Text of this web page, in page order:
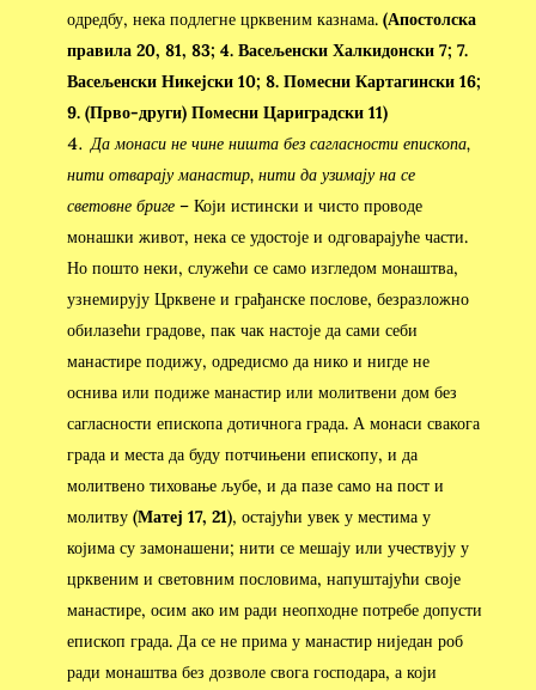
одредбу, нека подлегне црквеним казнама. (Апостолска
правила 20, 81, 83; 4. Васељенски Халкидонски 7; 7.
Васељенски Никејски 10; 8. Помесни Картагински 16;
9. (Прво-други) Помесни Цариградски 11)
Да монаси не чине ништа без сагласности епископа,
нити отварају манастир, нити да узимају на се
световне бриге– Који истински и чисто проводе
монашки живот, нека се удостоје и одговарајуће части.
Но пошто неки, служећи се само изгледом монаштва,
узнемирују Црквене и грађанске послове, безразложно
обилазећи градове, пак чак настоје да сами себи
манастире подижу, одредисмо да нико и нигде не
оснива или подиже манастир или молитвени дом без
сагласности епископа дотичнога града. А монаси свакога
града и места да буду потчињени епископу, и да
молитвено тиховање љубе, и да пазе само на пост и
молитву (Матеј 17, 21), остајући увек у местима у
којима су замонашени; нити се мешају или учествују у
црквеним и световним пословима, напуштајући своје
манастире, осим ако им ради неопходне потребе допусти
епископ града. Да се не прима у манастир ниједан роб
ради монаштва без дозволе свога господара, а који